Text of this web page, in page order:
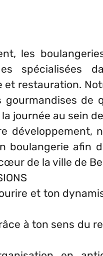
les
spécialisées
et restauration.
de
journée au sein
développement,
boulangerie afin
de la ville de
et ton
à ton sens du